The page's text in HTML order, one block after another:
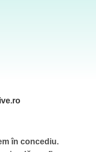
în concediu.